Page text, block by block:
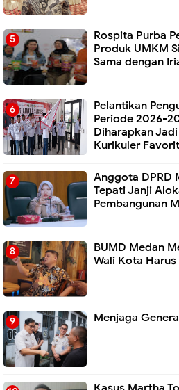
Rospita Purba
Produk UMKM
Sama dengan
Pelantikan
Periode 2026-
Diharapkan
Kurikuler
Anggota DPRD
Tepati Janji
Pembangunan
BUMD Medan
Wali Kota
Menjaga